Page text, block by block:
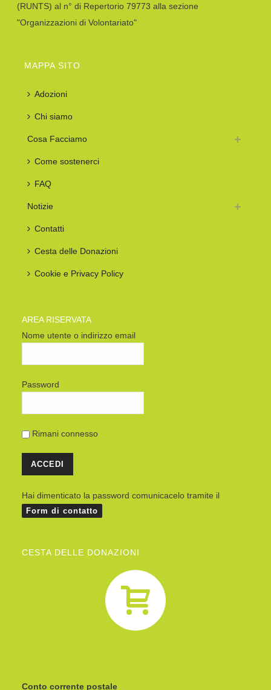
(RUNTS) al n° di Repertorio 79773 alla sezione
"Organizzazioni di Volontariato"
MAPPA SITO
Adozioni
Chi siamo
Cosa Facciamo
Come sostenerci
FAQ
Notizie
Contatti
Cesta delle Donazioni
Cookie e Privacy Policy
AREA RISERVATA
Nome utente o indirizzo email
Password
Rimani connesso
Hai dimenticato la password comunicacelo tramite il
Form di contatto
CESTA DELLE DONAZIONI
Conto corrente postale